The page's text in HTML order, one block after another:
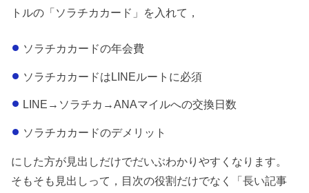
トルの「ソラチカカード」を入れて，
ソラチカカードの年会費
ソラチカカードはLINEルートに必須
LINE→ソラチカ→ANAマイルへの交換日数
ソラチカカードのデメリット
にした方が見出しだけでだいぶわかりやすくなります。
そもそも見出しって，目次の役割だけでなく「長い記事